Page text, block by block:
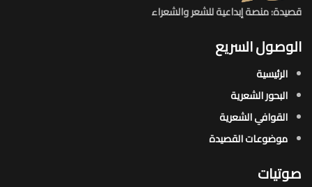
قصيدة: منصة إبداعية للشعر والشعراء
الوصول السريع
الرئيسية
البحور الشعرية​
القوافي الشعرية​
موضوعات القصيدة​
صوتيات